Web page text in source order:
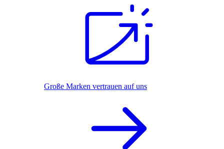
Große Marken vertrauen auf uns